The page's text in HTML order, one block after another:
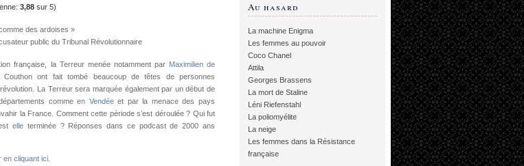
3,88 sur 5)
des ardoises »
public du Tribunal Révolutionnaire
française, la Terreur menée notamment par Maximilien de
Couthon ont fait tombé beaucoup de têtes de personnes
La Terreur sera marquée également par un début de
commeen Vendéeet par la menace des pays
la France. Comment cette période s’est déroulée ? Qui fut
elleterminée ? Réponses dans ce podcast de 2000 ans
cliquant ici.
Au hasard
La machine Enigma
Les femmes au pouvoir
Coco Chanel
Attila
Georges Brassens
La mort de Staline
Léni Riefenstahl
La poliomyélite
La neige
Les femmes dans la Résistance
française